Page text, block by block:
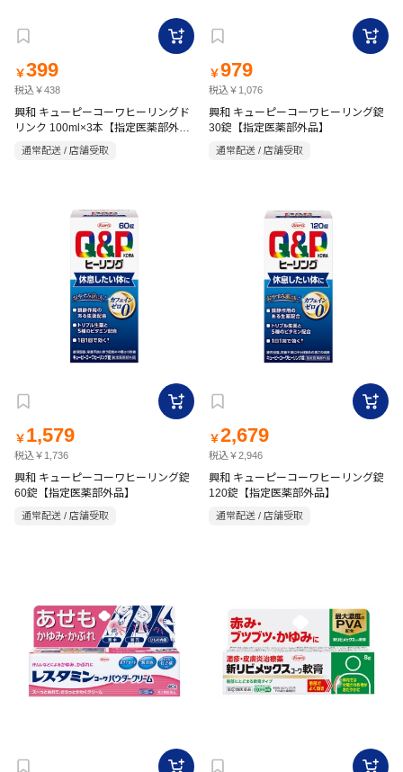
￥399
税込￥438
興和 キューピーコーワヒーリングド
リンク 100ml×3本【指定医薬部外
品】 アップルジンジャー風味
通常配送 / 店舗受取
￥979
税込￥1,076
興和 キューピーコーワヒーリング錠
30錠【指定医薬部外品】
通常配送 / 店舗受取
￥ 1,579
税込￥1,736
興和 キューピーコーワヒーリング錠
60錠【指定医薬部外品】
通常配送 / 店舗受取
￥2,679
税込￥2,946
興和 キューピーコーワヒーリング錠
120錠【指定医薬部外品】
通常配送 / 店舗受取